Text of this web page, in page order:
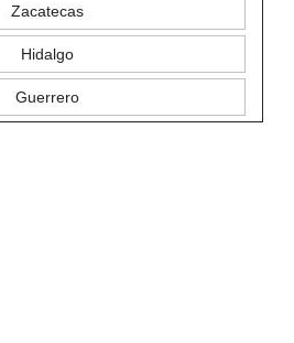
Zacatecas
Hidalgo
Guerrero